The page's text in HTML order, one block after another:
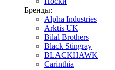
Бренды:
Alpha Industries
Arktis UK
Bilal Brothers
Black Stingray
BLACKHAWK
Carinthia